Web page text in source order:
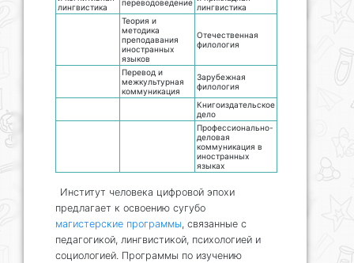
лингвистика
переводоведение лингвистика
Теория и
методика
преподавания
иностранных
языков
Отечественная
филология
Перевод и
межкультурная
коммуникация
Зарубежная
филология
Книгоиздательское
дело
Профессионально-
деловая
коммуникация в
иностранных
языках
Институт человека цифровой эпохи
предлагает к освоению сугубо
магистерские программы, связанные с
педагогикой, лингвистикой, психологией и
социологией. Программы по изучению